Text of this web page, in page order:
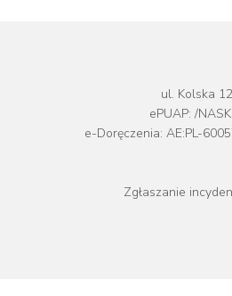
ul. Kolska
ePUAP: /
e-Doręczenia: AE:PL-
Zgłaszanie